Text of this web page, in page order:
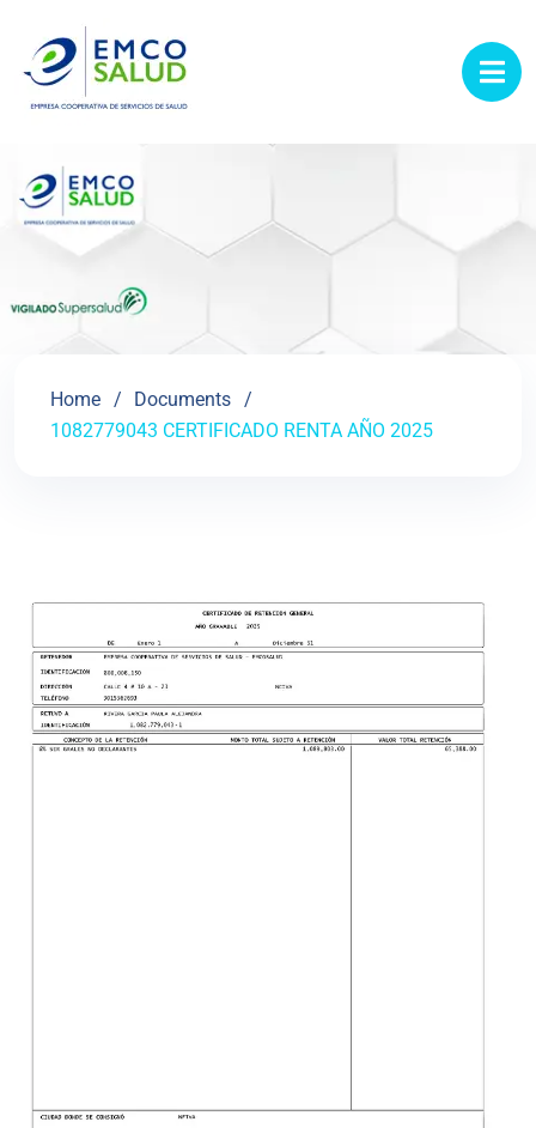
Home
Documents
1082779043 CERTIFICADO RENTA AÑO 2025